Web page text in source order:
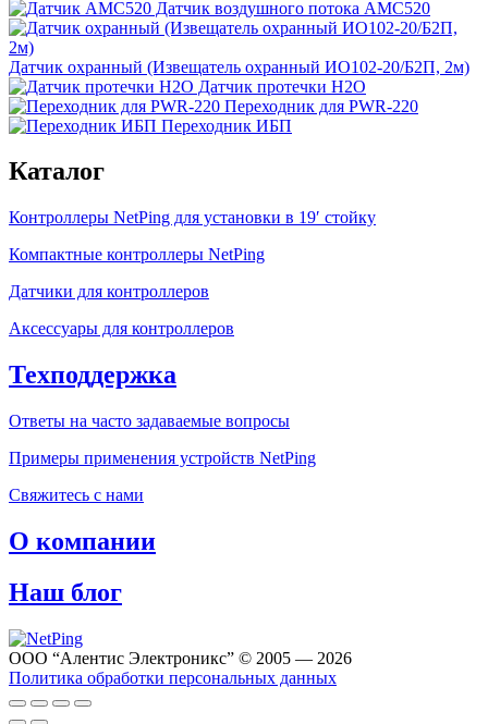
Датчик воздушного потока АМС520
Датчик охранный (Извещатель охранный ИО102-20/Б2П, 2м)
Датчик протечки H2О
Переходник для PWR-220
Переходник ИБП
Каталог
Контроллеры NetPing для установки в 19′ стойку
Компактные контроллеры NetPing
Датчики для контроллеров
Аксессуары для контроллеров
Техподдержка
Ответы на часто задаваемые вопросы
Примеры применения устройств NetPing
Свяжитесь с нами
О компании
Наш блог
ООО “Алентис Электроникс” © 2005 — 2026
Политика обработки персональных данных